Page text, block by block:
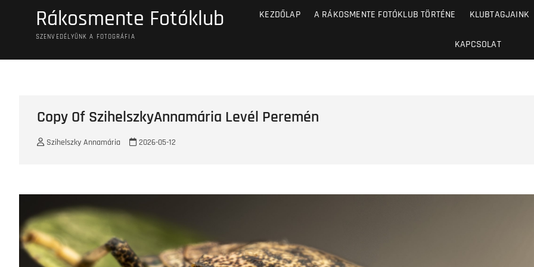
Rákosmente Fotóklub
SZENVEDÉLYÜNK A FOTOGRÁFIA
KEZDŐLAP A RÁKOSMENTE FOTÓKLUB TÖRTÉNE KLUBTAGJAINK
KAPCSOLAT
Copy Of SzihelszkyAnnamária Levél Peremén
Szihelszky Annamária 2026-05-12